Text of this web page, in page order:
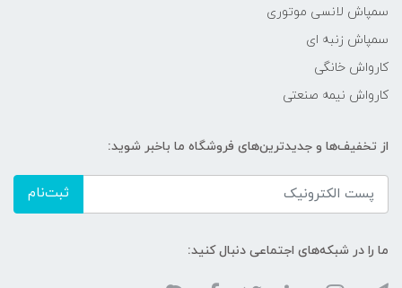
سمپاش لانسی موتوری
سمپاش زنبه ای
کارواش خانگی
کارواش نیمه صنعتی
از تخفیف‌ها و جدیدترین‌های فروشگاه ما باخبر شوید:
ثبت‌نام
ما را در شبکه‌های اجتماعی دنبال کنید: